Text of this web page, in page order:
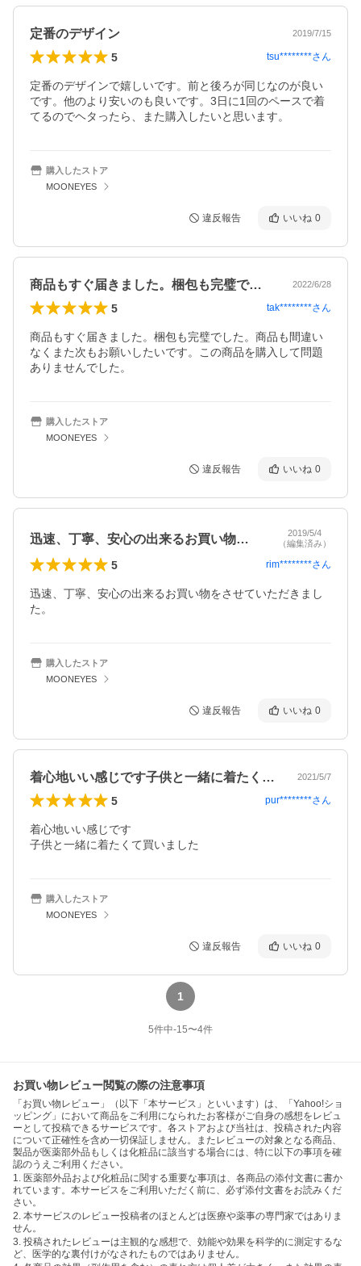
定番のデザイン 2019/7/15
5 tsu********さん
定番のデザインで嬉しいです。前と後ろが同じなのが良い
です。他のより安いのも良いです。3日に1回のペースで着
てるのでヘタったら、また購入したいと思います。
購入したストア
MOONEYES
違反報告 いいね 0
商品もすぐ届きました。梱包も完璧でした… 2022/6/28
5 tak********さん
商品もすぐ届きました。梱包も完璧でした。商品も間違い
なくまた次もお願いしたいです。この商品を購入して問題
ありませんでした。
購入したストア
MOONEYES
違反報告 いいね 0
迅速、丁寧、安心の出来るお買い物をさせ…
2019/5/4
（編集済み）
5 rim********さん
迅速、丁寧、安心の出来るお買い物をさせていただきまし
た。
購入したストア
MOONEYES
違反報告 いいね 0
着心地いい感じです子供と一緒に着たくて… 2021/5/7
5 pur********さん
着心地いい感じです
子供と一緒に着たくて買いました
購入したストア
MOONEYES
違反報告 いいね 0
1
5件中-15〜4件
お買い物レビュー閲覧の際の注意事項
「お買い物レビュー」（以下「本サービス」といいます）は、「Yahoo!ショ
ッピング」において商品をご利用になられたお客様がご自身の感想をレビュ
ーとして投稿できるサービスです。各ストアおよび当社は、投稿された内容
について正確性を含め一切保証しません。またレビューの対象となる商品、
製品が医薬部外品もしくは化粧品に該当する場合には、特に以下の事項を確
認のうえご利用ください。
1. 医薬部外品および化粧品に関する重要な事項は、各商品の添付文書に書か
れています。本サービスをご利用いただく前に、必ず添付文書をお読みくだ
さい。
2. 本サービスのレビュー投稿者のほとんどは医療や薬事の専門家ではありま
せん。
3. 投稿されたレビューは主観的な感想で、効能や効果を科学的に測定するな
ど、医学的な裏付けがなされたものではありません。